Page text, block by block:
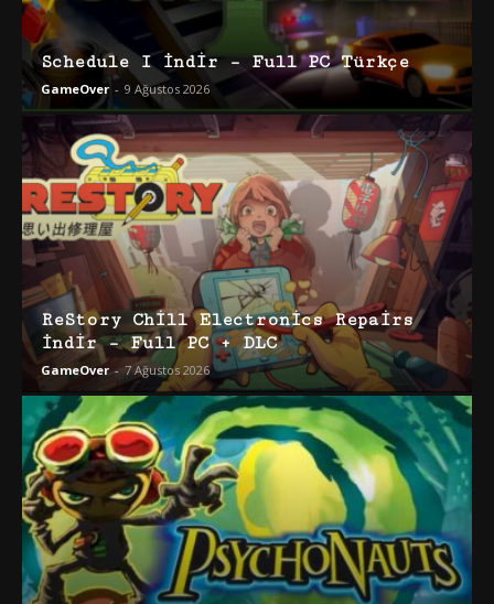
Schedule I İndir – Full PC Türkçe
GameOver - 9 Ağustos 2026
ReStory Chill Electronics Repairs
İndir – Full PC + DLC
GameOver - 7 Ağustos 2026